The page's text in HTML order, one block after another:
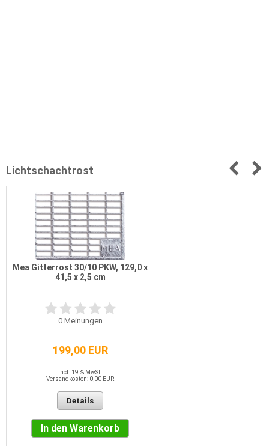
Lichtschachtrost
Mea Gitterrost 30/10 PKW, 129,0 x
41,5 x 2,5 cm
0Meinungen
199,00 EUR
incl. 19 % MwSt.
Versandkosten: 0,00 EUR
Details
In den Warenkorb